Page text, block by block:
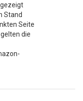
Stand
Seite
die